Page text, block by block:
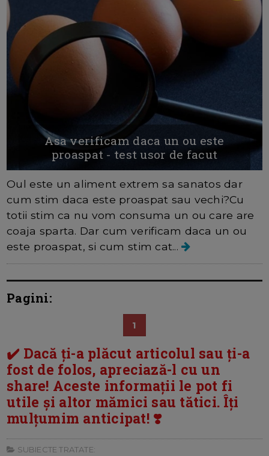
Asa verificam daca un ou este
proaspat - test usor de facut
Oul este un aliment extrem sa sanatos dar
cum stim daca este proaspat sau vechi?Cu
totii stim ca nu vom consuma un ou care are
coaja sparta. Dar cum verificam daca un ou
este proaspat, si cum stim cat...
Pagini:
1
✔️ Dacă ți-a plăcut articolul sau ți-a
fost de folos, apreciază-l cu un
share! Aceste informații le pot fi
utile și altor mămici sau tătici. Îți
mulțumim anticipat! ❣️
SUBIECTE TRATATE: